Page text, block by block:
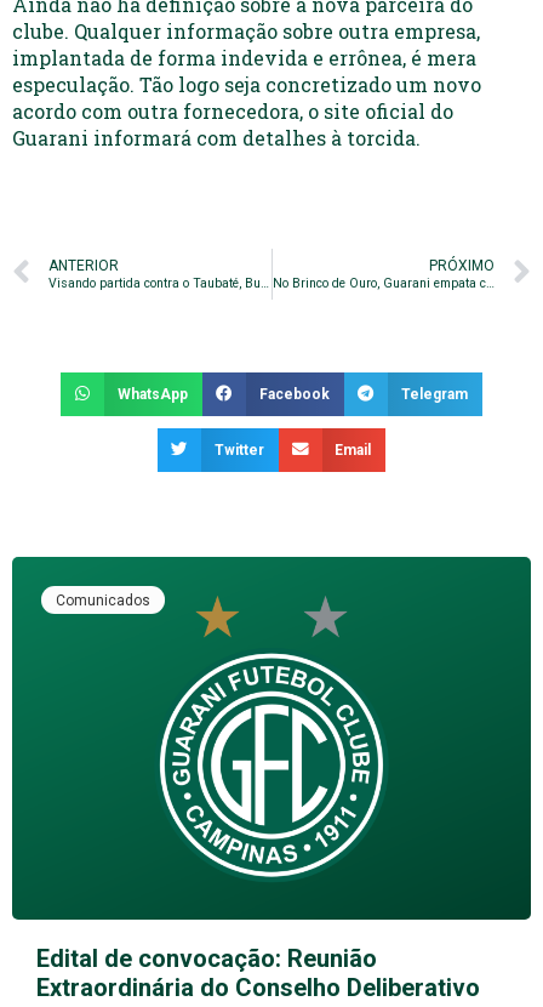
clube. Qualquer informação sobre outra empresa,
implantada de forma indevida e errônea, é mera
especulação. Tão logo seja concretizado um novo
acordo com outra fornecedora, o site oficial do
Guarani informará com detalhes à torcida.
ANTERIOR
Visando partida contra o Taubaté, Bugre realiza treino noturno
PRÓXIMO
No Brinco de Ouro, Guarani empata com o Taubaté
WhatsApp Facebook Telegram
Twitter Email
Comunicados
Edital de convocação: Reunião
Extraordinária do Conselho Deliberativo